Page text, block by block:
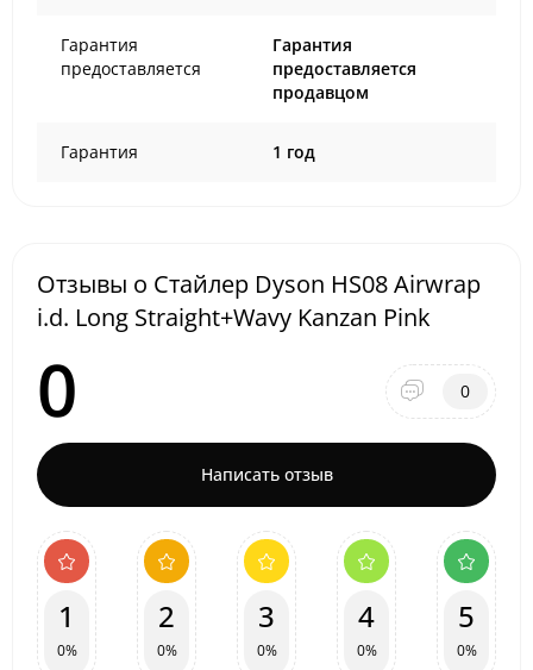
Гарантия
предоставляется
Гарантия
предоставляется
продавцом
Гарантия 1 год
Отзывы о Стайлер Dyson HS08 Airwrap
i.d. Long Straight+Wavy Kanzan Pink
0 0
Написать отзыв
1
0%
2
0%
3
0%
4
0%
5
0%